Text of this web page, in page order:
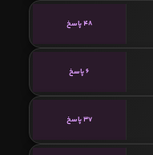
48 پاسخ
6 پاسخ
37 پاسخ